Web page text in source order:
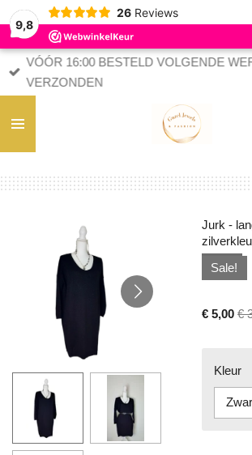
9,8
26 Reviews
VÓÓR 16:00 BESTELD VOLGENDE
VERZONDEN
Jurk -
Sale!
€ 5,00 €
Kleur